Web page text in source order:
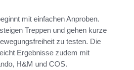
mit einfachen Anproben.
Treppen und gehen kurze
zu testen. Die
Ergebnisse zudem mit
H&M und COS.